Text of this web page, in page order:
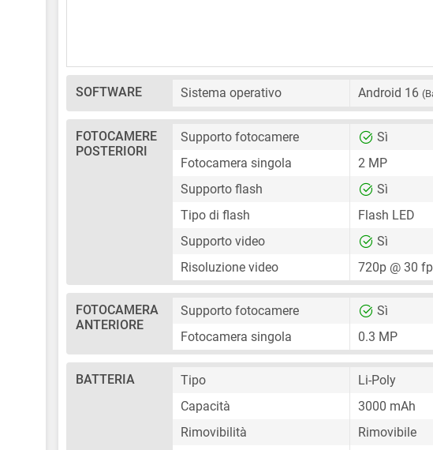
SOFTWARE Sistema operativo Android 16
FOTOCAMERE
POSTERIORI
Supporto fotocamere
Sì
Fotocamera singola
2 MP
Supporto flash
Sì
Tipo di flash
Flash LED
Supporto video
Sì
Risoluzione video
720p @ 30
FOTOCAMERA
ANTERIORE
Supporto fotocamere
Sì
Fotocamera singola
0.3 MP
BATTERIA Tipo
Li-Poly
Capacità
3000 mAh
Rimovibilità
Rimovibile